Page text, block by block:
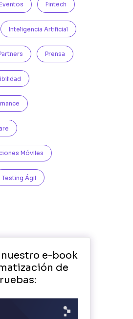
Fintech
Inteligencia Artificial
Prensa
Móviles
Testing Ágil
e-book
de